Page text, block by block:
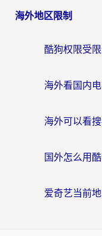
海外地区限制